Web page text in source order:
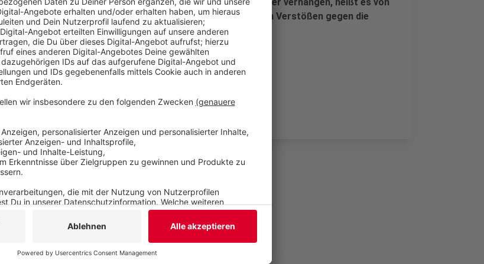
der Stadt. In Wuppertal hat das Ordnungsamt noch nie wegen Verstößen gegen die
Maskenpflicht Geld kassiert.
Veröffentlicht:Mittwoch, 05.08.2020 13:23
Anzeige